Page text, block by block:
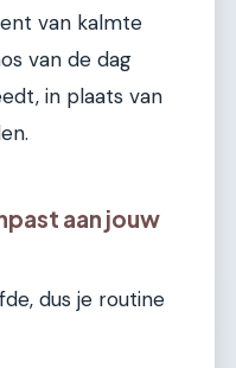
van kalmte
van de dag
in plaats van
aan jouw
dus je routine